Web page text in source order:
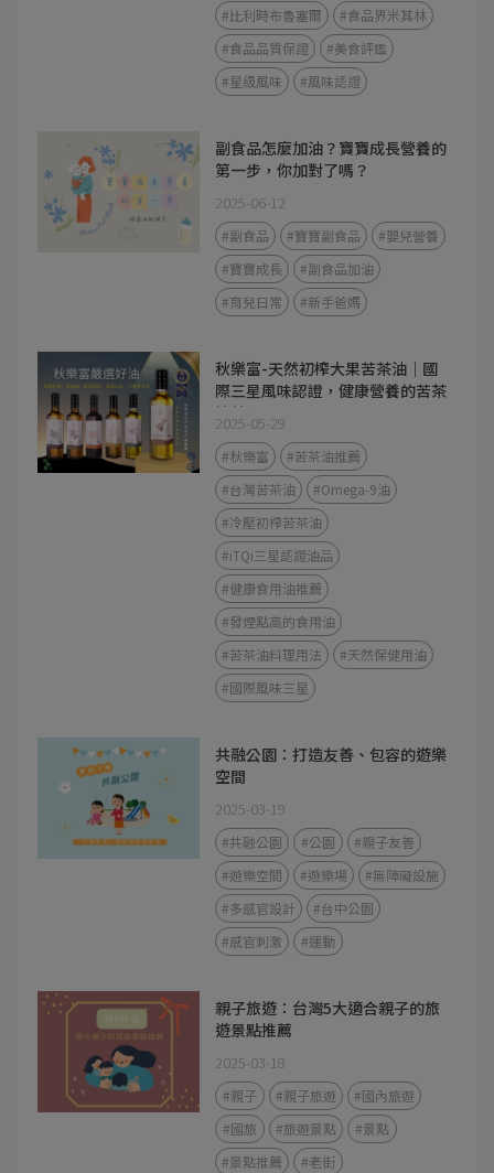
#比利時布魯塞爾
#食品界米其林
#食品品質保證
#美食評鑑
#星級風味
#風味認證
副食品怎麼加油？寶寶成長營養的
第一步，你加對了嗎？
2025-06-12
#副食品 #寶寶副食品
#嬰兒營養
#寶寶成長
#副食品加油
#育兒日常
#新手爸媽
秋樂富-天然初榨大果苦茶油｜國
際三星風味認證，健康營養的苦茶
油首選
2025-05-29
#秋樂富
#苦茶油推薦
#台灣苦茶油
#Omega-9油
#冷壓初榨苦茶油
#iTQi三星認證油品
#健康食用油推薦
#發煙點高的食用油
#苦茶油料理用法
#天然保健用油
#國際風味三星
共融公園：打造友善、包容的遊樂
空間
2025-03-19
#共融公園 #公園
#親子友善
#遊樂空間
#遊樂場
#無障礙設施
#多感官設計
#台中公園
#感官刺激
#運動
親子旅遊：台灣5大適合親子的旅
遊景點推薦
2025-03-18
#親子 #親子旅遊
#國內旅遊
#國旅
#旅遊景點
#景點
#景點推薦
#老街